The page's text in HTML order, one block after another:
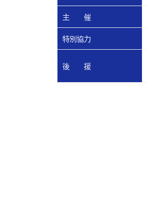
主 催
特別協力
後 援